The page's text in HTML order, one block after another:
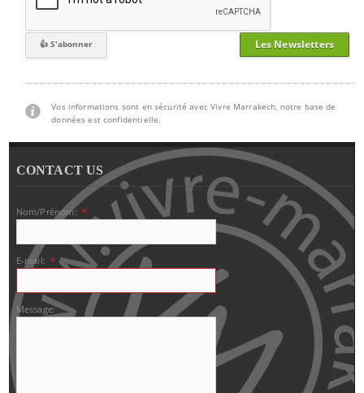
Les Newsletters
Vos informations sont en sécurité avec Vivre Marrakech, notre base de
données est confidentielle.
CONTACT US
Nom/Prénom: *
E-mail: *
Message: